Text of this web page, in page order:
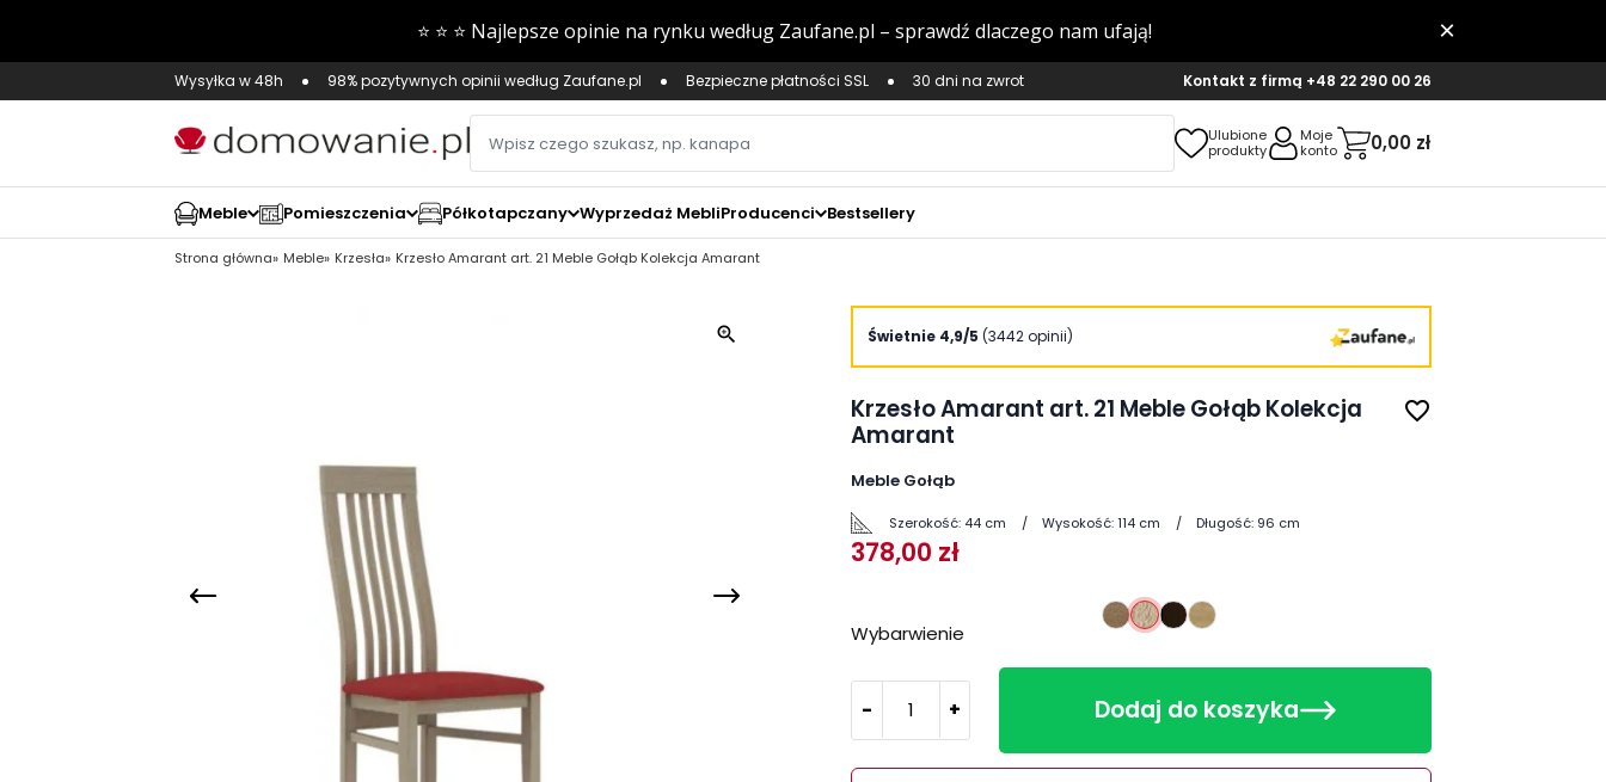
Wysyłka w 48h 98% pozytywnych opinii według Zaufane.pl Bezpieczne płatności SSL 30 dni na zwrot Kontakt z firmą +48 22 290 00 26
Ulubione
produkty
Moje
konto
0,00 zł
Meble Pomieszczenia Półkotapczany Wyprzedaż MebliProducenci Bestsellery
Strona główna Meble Krzesła Krzesło Amarant art. 21 Meble Gołąb Kolekcja Amarant
zoom_in Świetnie 4,9/5 (3442 opinii)
Krzesło Amarant art. 21 Meble Gołąb Kolekcja
Amarant
favorite_border
Meble Gołąb
Szerokość: 44 cm Wysokość:114 cm Długość: 96 cm
378,00 zł
Wybarwienie
Dąb Lefkas
Dąb Sonoma
OrzechDąb Artisan
- + Dodaj do koszyka